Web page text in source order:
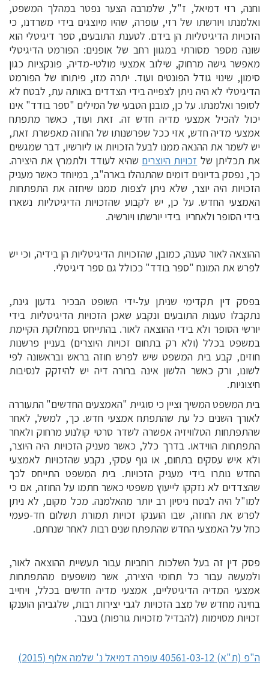
וחנה, רזי דמיאל, ז"ל, שלמרבה הצער נפטר במהלך המשפט,
ואלמנתו ויורשתו של רזי, עופרה, שהיו מיוצגים בידי משרדנו, כי
הזכויות הדיגיטליות הן בידם. לטענת התובעים, ספר דיגיטלי הוא
שונה מספר מסורתי במגוון רחב של אופנים: הפורמט הדיגיטלי
מאפשר גישה מרחוק, שילוב אמצעי מולטי-מדיה, פונקציות כגון
סימון, שינוי גודל הפונטים ועוד. יתרה מזו, פיתוחו של הפורמט
הדיגיטלי לא היה ניתן לצפייה בידי הצדדים באותה עת, לבטח לא
לסופר ואלמנתו. על כן, מובנן הטבעי של המילים "ספר בודד" אינו
יכול להכיל אמצעי מדיה חדש זה. זאת ועוד, כאשר מתפתח
אמצעי מדיה חדש, אזי ככל שפרשנותו של החוזה מאפשרת זאת,
יש לשמר את ההנאה ממנו לבעל הזכויות או ליורשיו, דבר שמגשים
את תכליתן של זכויות היוצרים שהיא לעודד ולתמרץ את היצירה.
כך, נפסק בדיונים דומים שהתנהלו בארה"ב, במיוחד כאשר מעניק
הזכויות היה יוצר, שלא ניתן לצפות ממנו שיחזה את התפתחות
האמצעי החדש. על כן, יש לקבוע שהזכויות הדיגיטליות נשארו
בידי הסופר ולאחריו  בידי יורשתו ויורשיה.
ההוצאה לאור טענה, כמובן, שהזכויות הדיגיטליות הן בידיה, וכי יש
לפרש את המונח "ספר בודד" ככולל גם ספר דיגיטלי.
בפסק דין תקדימי שניתן על-ידי השופט הבכיר גדעון גינת,
נתקבלו טענות התובעים ונקבע שאכן הזכויות הדיגיטליות בידי
יורשי הסופר ולא בידי ההוצאה לאור. בהתייחס במחלוקת הקיימת
במשפט בכלל (ולא רק בתחום זכויות היוצרים) בעניין פרשנות
חוזים, קבע בית המשפט שיש לפרש חוזה בראש ובראשונה לפי
לשונו, ורק כאשר הלשון אינה ברורה דיה יש להיזקק לנסיבות
חיצוניות.
בית המשפט המשיך וציין כי סוגיית "האמצעים החדשים" התעוררה
לאורך השנים כל עת שהתפתח אמצעי חדש. כך, למשל, לאחר
שהתפתחות הטלוויזיה אפשרה לשדר סרטי קולנוע מרחוק ולאחר
התפתחות הווידאו. בדרך כלל, כאשר מעניק הזכויות היה היוצר,
ולא איש עסקים בתחום, או גוף עסקי, נקבע שהזכויות לאמצעי
החדש נותרו בידי מעניק הזכויות. בית המשפט התייחס לכך
שהצדדים לא נזקקו לייעוץ משפטי כאשר חתמו על החוזה, אם כי
למו"ל היה לבטח ניסיון רב יותר מהאלמנה. מכל מקום, לא ניתן
לפרש את החוזה, שבו הוענקו זכויות תמורת תשלום חד-פעמי
כחל על האמצעי החדש שהתפתח שנים רבות לאחר שנחתם.
פסק דין זה בעל השלכות רוחביות עבור תעשיית ההוצאה לאור,
ולמעשה עבור כל תחומי היצירה, אשר מושפעים מהתפתחות
אמצעי המדיה הדיגיטליים, אמצעי מדיה חדשים בכלל, ויחייב
בחינה מחדש של מצב הזכויות לגבי יצירות רבות, שלגביהן הוענקו
זכויות מסוימות (להבדיל מזכויות גורפות) בעבר.
ה"פ (ת"א) 40561-03-12 עופרה דמיאל נ' שלמה אלוף (2015)